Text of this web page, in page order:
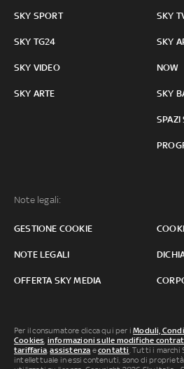
SKY SPORT
SKY TG24
SKY VIDEO
SKY ARTE
SKY
SKY
NOW
SKY
SPAZI
Note legali:
GESTIONE COOKIE
NOTE LEGALI
OFFERTA SKY MEDIA
Per il consumatore clicca qui per iModuli,
Cookies, informazioni sulle modifiche
tariffaria,assistenza econtatti. Tutti i
intellettuale in essi contenuti, sono di